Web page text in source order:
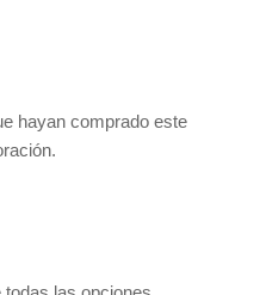
hayan comprado este